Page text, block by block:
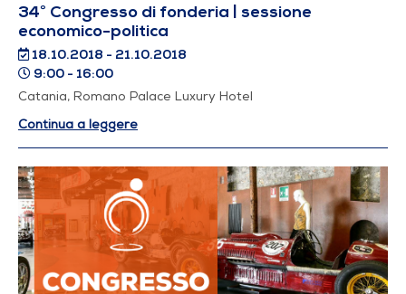
34° Congresso di fonderia | sessione
economico-politica
18.10.2018 - 21.10.2018
9:00 - 16:00
Catania, Romano Palace Luxury Hotel
Continua a leggere